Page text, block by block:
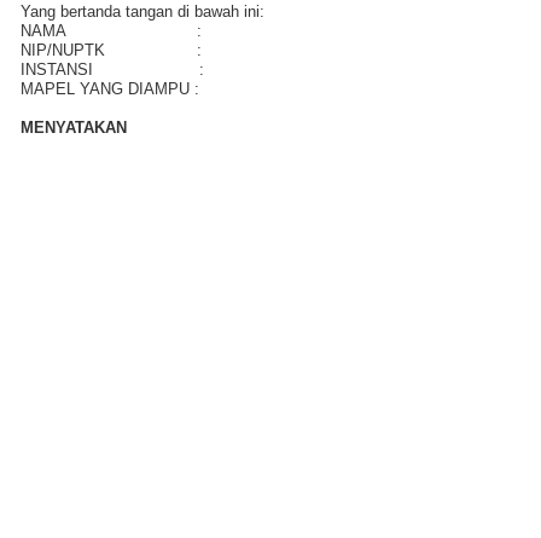
Yang bertanda tangan di bawah ini:
NAMA :
NIP/NUPTK :
INSTANSI :
MAPEL YANG DIAMPU :
MENYATAKAN